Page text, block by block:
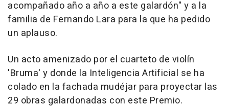
acompañado año a año a este galardón" y a la
familia de Fernando Lara para la que ha pedido
un aplauso.
Un acto amenizado por el cuarteto de violín
'Bruma' y donde la Inteligencia Artificial se ha
colado en la fachada mudéjar para proyectar las
29 obras galardonadas con este Premio.